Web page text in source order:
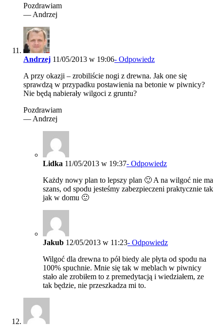
Pozdrawiam
— Andrzej
Andrzej 11/05/2013 w 19:06- Odpowiedz
A przy okazji – zrobiliście nogi z drewna. Jak one się
sprawdzą w przypadku postawienia na betonie w piwnicy?
Nie będą nabierały wilgoci z gruntu?
Pozdrawiam
— Andrzej
Lidka 11/05/2013 w 19:37- Odpowiedz
Każdy nowy plan to lepszy plan 🙂 A na wilgoć nie ma
szans, od spodu jesteśmy zabezpieczeni praktycznie tak
jak w domu 🙂
Jakub 12/05/2013 w 11:23- Odpowiedz
Wilgoć dla drewna to pół biedy ale płyta od spodu na
100% spuchnie. Mnie się tak w meblach w piwnicy
stało ale zrobiłem to z premedytacją i wiedziałem, ze
tak będzie, nie przeszkadza mi to.